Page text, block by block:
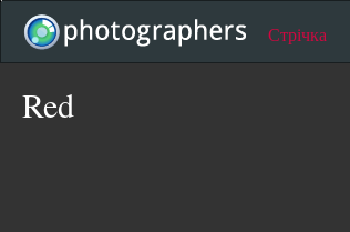
Стрічка
Red